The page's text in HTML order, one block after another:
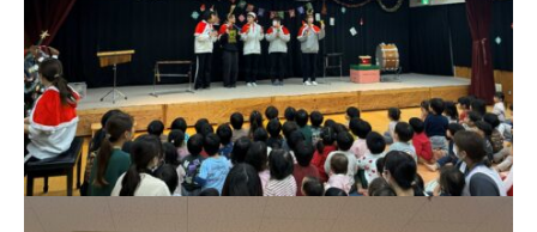
ゆ
り
会
幼
保
連